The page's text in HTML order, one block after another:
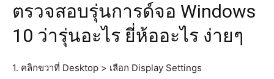
ตรวจสอบรุ่นการด์จอ Windows
10 ว่ารุ่นอะไร ยี่ห้ออะไร ง่ายๆ
1. คลิกขวาที่ Desktop > เลือก Display Settings